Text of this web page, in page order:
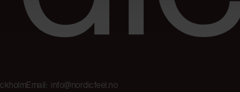
Email: info@nordicfeel.no